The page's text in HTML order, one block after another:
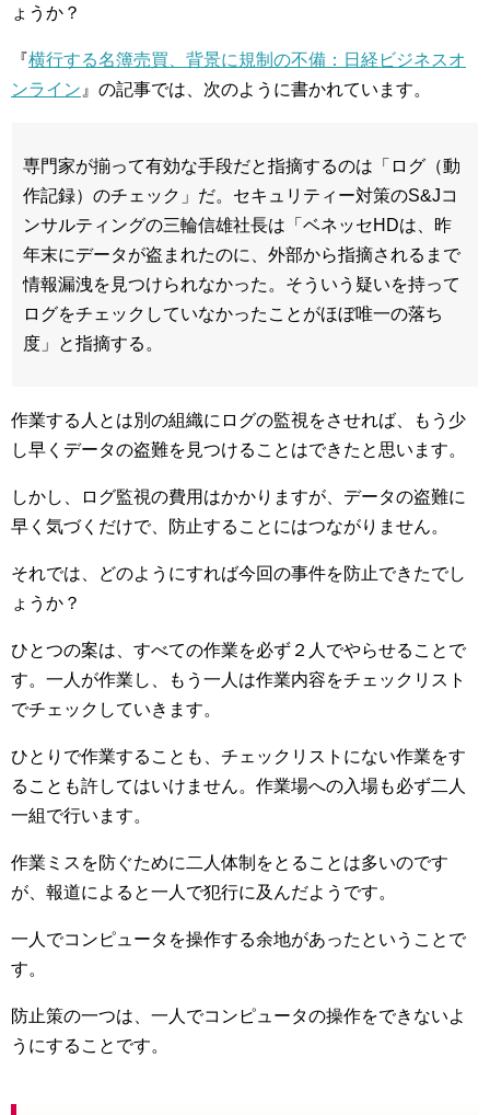
ょうか？
『横行する名簿売買、背景に規制の不備：日経ビジネスオ
ンライン 』の記事では、次のように書かれています。
専門家が揃って有効な手段だと指摘するのは「ログ（動
作記録）のチェック」だ。セキュリティー対策のS&Jコ
ンサルティングの三輪信雄社長は「ベネッセHDは、昨
年末にデータが盗まれたのに、外部から指摘されるまで
情報漏洩を見つけられなかった。そういう疑いを持って
ログをチェックしていなかったことがほぼ唯一の落ち
度」と指摘する。
作業する人とは別の組織にログの監視をさせれば、もう少
し早くデータの盗難を見つけることはできたと思います。
しかし、ログ監視の費用はかかりますが、データの盗難に
早く気づくだけで、防止することにはつながりません。
それでは、どのようにすれば今回の事件を防止できたでし
ょうか？
ひとつの案は、すべての作業を必ず２人でやらせることで
す。一人が作業し、もう一人は作業内容をチェックリスト
でチェックしていきます。
ひとりで作業することも、チェックリストにない作業をす
ることも許してはいけません。作業場への入場も必ず二人
一組で行います。
作業ミスを防ぐために二人体制をとることは多いのです
が、報道によると一人で犯行に及んだようです。
一人でコンピュータを操作する余地があったということで
す。
防止策の一つは、一人でコンピュータの操作をできないよ
うにすることです。